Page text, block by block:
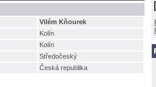
Vilém Kňourek
Kolín
Kolín
Středočeský
Česká republika